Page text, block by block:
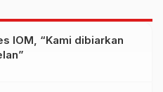
IOM, “Kami dibiarkan